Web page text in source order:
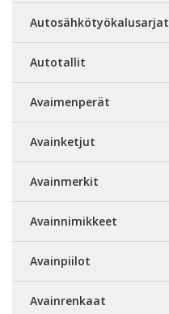
Autosähkötyökalusarjat
Autotallit
Avaimenperät
Avainketjut
Avainmerkit
Avainnimikkeet
Avainpiilot
Avainrenkaat